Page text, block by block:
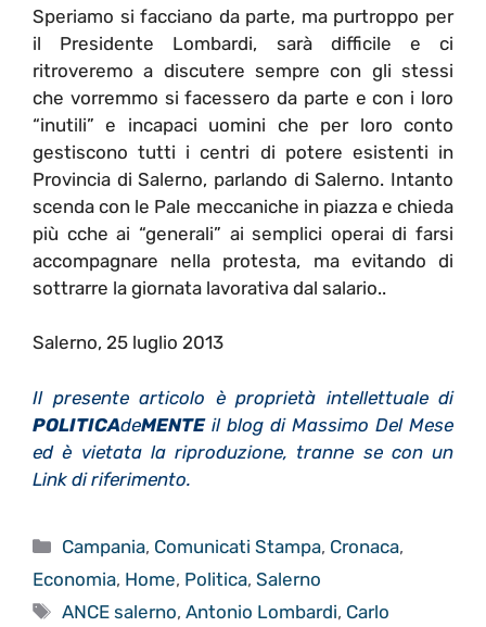
Speriamo si facciano da parte, ma purtroppo per
il Presidente Lombardi, sarà difficile e ci
ritroveremo a discutere sempre con gli stessi
che vorremmo si facessero da parte e con i loro
“inutili” e incapaci uomini che per loro conto
gestiscono tutti i centri di potere esistenti in
Provincia di Salerno, parlando di Salerno. Intanto
scenda con le Pale meccaniche in piazza e chieda
più cche ai “generali” ai semplici operai di farsi
accompagnare nella protesta, ma evitando di
sottrarre la giornata lavorativa dal salario..
Salerno, 25 luglio 2013
Il presente articolo è proprietà intellettuale di
POLITICAdeMENTEil blog di Massimo Del Mese
ed è vietata la riproduzione, tranne se con un
Link di riferimento.
Categorie
Campania, Comunicati Stampa, Cronaca,
Economia, Home, Politica, Salerno
Tag
ANCE salerno,Antonio Lombardi, Carlo